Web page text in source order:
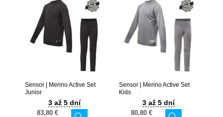
Sensor | Merino Active Set
Junior
3 až 5 dní
83,80 €
Sensor | Merino Active Set
Kids
3 až 5 dní
80,80 €